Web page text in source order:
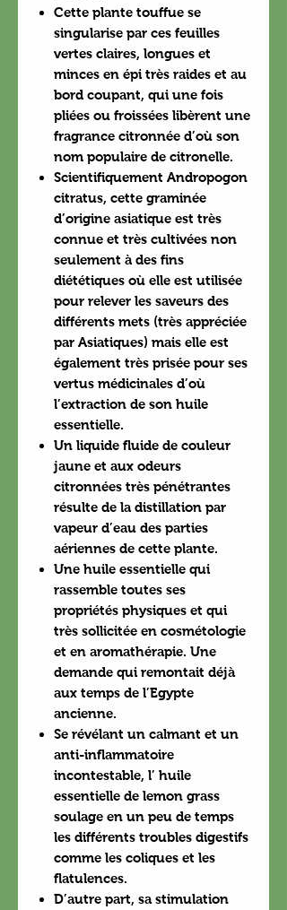
Cette plante touffue se
singularise par ces feuilles
vertes claires, longues et
minces en épi très raides et au
bord coupant, qui une fois
pliées ou froissées libèrent une
fragrance citronnée d’où son
nom populaire de citronelle.
Scientifiquement Andropogon
citratus, cette graminée
d’origine asiatique est très
connue et très cultivées non
seulement à des fins
diététiques où elle est utilisée
pour relever les saveurs des
différents mets (très appréciée
par Asiatiques) mais elle est
également très prisée pour ses
vertus médicinales d’où
l’extraction de son huile
essentielle.
Un liquide fluide de couleur
jaune et aux odeurs
citronnées très pénétrantes
résulte de la distillation par
vapeur d’eau des parties
aériennes de cette plante.
Une huile essentielle qui
rassemble toutes ses
propriétés physiques et qui
très sollicitée en cosmétologie
et en aromathérapie. Une
demande qui remontait déjà
aux temps de l’Egypte
ancienne.
Se révélant un calmant et un
anti-inflammatoire
incontestable, l’ huile
essentielle de lemon grass
soulage en un peu de temps
les différents troubles digestifs
comme les coliques et les
flatulences.
D’autre part, sa stimulation